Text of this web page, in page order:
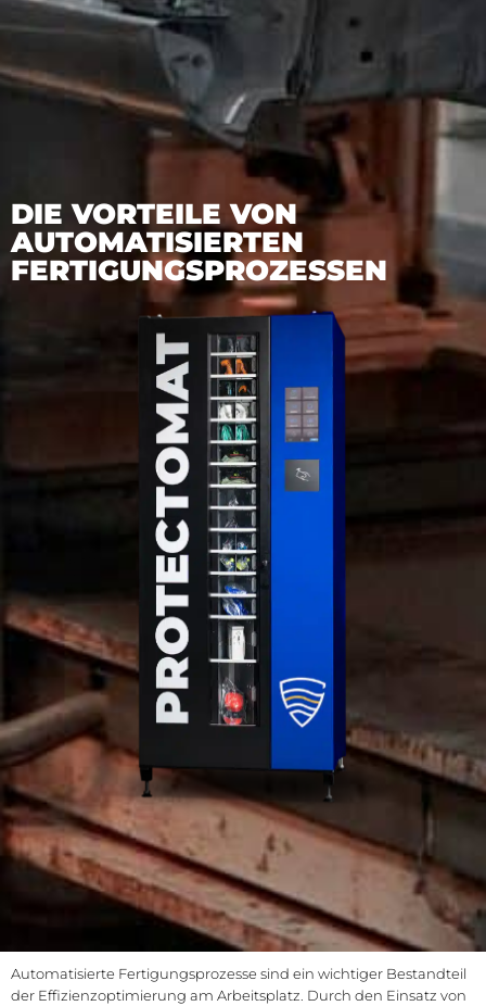
DIE VORTEILE VON
AUTOMATISIERTEN
FERTIGUNGSPROZESSEN
Automatisierte Fertigungsprozesse sind ein wichtiger Bestandteil
der Effizienzoptimierung am Arbeitsplatz. Durch den Einsatz von